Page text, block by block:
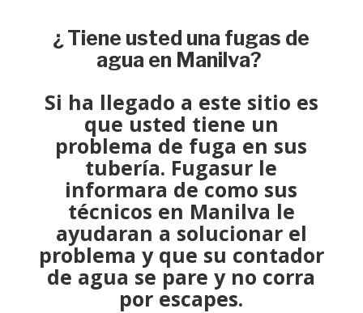
¿ Tiene usted una fugas de
agua en Manilva?
Si ha llegado a este sitio es
que usted tiene un
problema de fuga en sus
tubería. Fugasur le
informara de como sus
técnicos en Manilva le
ayudaran a solucionar el
problema y que su contador
de agua se pare y no corra
por escapes.